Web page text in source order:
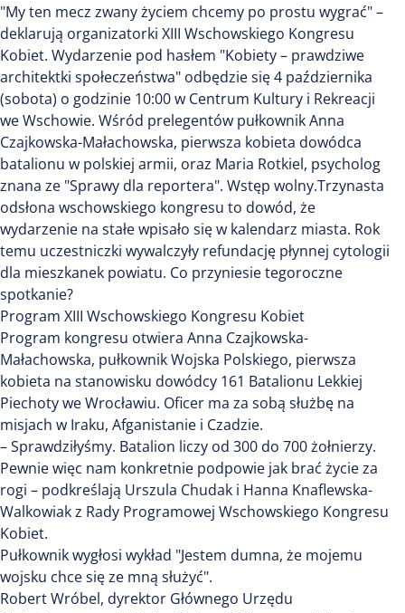
"My ten mecz zwany życiem chcemy po prostu wygrać" –
deklarują organizatorki XIII Wschowskiego Kongresu
Kobiet. Wydarzenie pod hasłem "Kobiety – prawdziwe
architektki społeczeństwa" odbędzie się 4 października
(sobota) o godzinie 10:00 w Centrum Kultury i Rekreacji
we Wschowie. Wśród prelegentów pułkownik Anna
Czajkowska-Małachowska, pierwsza kobieta dowódca
batalionu w polskiej armii, oraz Maria Rotkiel, psycholog
znana ze "Sprawy dla reportera". Wstęp wolny.Trzynasta
odsłona wschowskiego kongresu to dowód, że
wydarzenie na stałe wpisało się w kalendarz miasta. Rok
temu uczestniczki wywalczyły refundację płynnej cytologii
dla mieszkanek powiatu. Co przyniesie tegoroczne
spotkanie?
Program XIII Wschowskiego Kongresu Kobiet
Program kongresu otwiera Anna Czajkowska-
Małachowska, pułkownik Wojska Polskiego, pierwsza
kobieta na stanowisku dowódcy 161 Batalionu Lekkiej
Piechoty we Wrocławiu. Oficer ma za sobą służbę na
misjach w Iraku, Afganistanie i Czadzie.
– Sprawdziłyśmy. Batalion liczy od 300 do 700 żołnierzy.
Pewnie więc nam konkretnie podpowie jak brać życie za
rogi – podkreślają Urszula Chudak i Hanna Knaflewska-
Walkowiak z Rady Programowej Wschowskiego Kongresu
Kobiet.
Pułkownik wygłosi wykład "Jestem dumna, że mojemu
wojsku chce się ze mną służyć".
Robert Wróbel, dyrektor Głównego Urzędu